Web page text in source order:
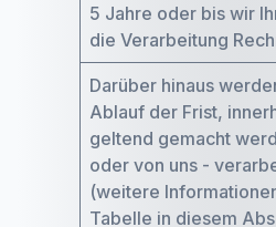
5 Jahre oder bis wir
die Verarbeitung
Darüber hinaus
Ablauf der Frist,
geltend gemacht
oder von uns -
(weitere
Tabelle in diesem